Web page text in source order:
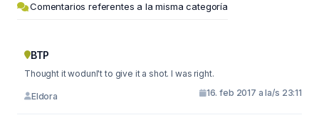
Comentarios referentes a la misma categoría
BTP
Thought it wodunl't to give it a shot. I was right.
Eldora 16. feb 2017 a la/s 23:11